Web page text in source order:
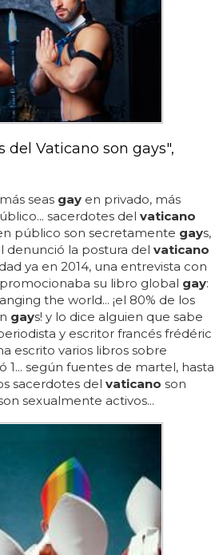
del Vaticano son gays",
seas gay en privado, más
sacerdotes del vaticano
público son secretamente gays,
denunció la postura del vaticano
ya en 2014, una entrevista con
su libro global gay:
the world... ¡el 80% de los
gays! y lo dice alguien que sabe
y escritor francés frédéric
escrito varios libros sobre
1... según fuentes de martel, hasta
sacerdotes del vaticano son
sexualmente activos...